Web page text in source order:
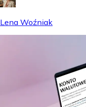
Lena Woźniak